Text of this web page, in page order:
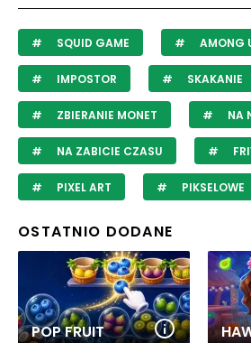
SQUID GAME AMONG
IMPOSTOR SKAKANIE
ZBIERANIE MONET NA
NA ZABICIE CZASU
PIXEL ART PIKSELOWE
OSTATNIO DODANE
POP FRUIT